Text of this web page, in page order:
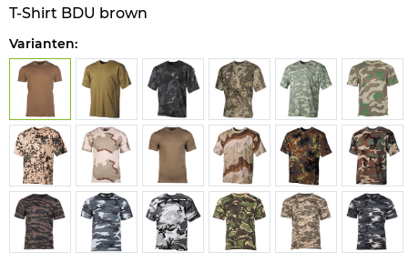
T-Shirt BDU brown
Varianten: